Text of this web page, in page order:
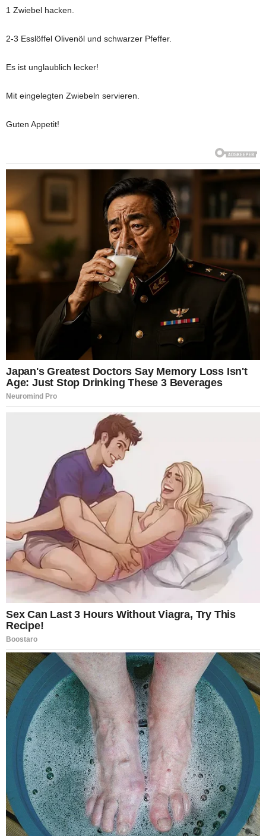
1 Zwiebel hacken.
2-3 Esslöffel Olivenöl und schwarzer Pfeffer.
Es ist unglaublich lecker!
Mit eingelegten Zwiebeln servieren.
Guten Appetit!